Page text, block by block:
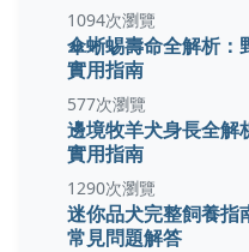
1094次瀏覽
傘蜥蜴壽命全解析：
實用指南
577次瀏覽
邊境牧羊犬身長全解
實用指南
1290次瀏覽
迷你品犬完整飼養指
常見問題解答